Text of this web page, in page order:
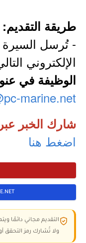
طريقة التقديم:
- تُرسل السيرة
الإلكتروني
الوظيفة في
marine.net
شارك الخبر
اضغط هنا
التقديم مجاني دائمًا
ولا تُشارك رمز التحقق